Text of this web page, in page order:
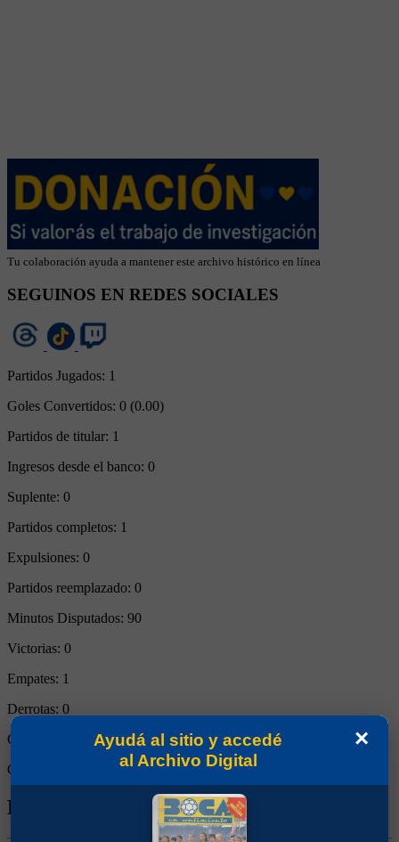
Tu colaboración ayuda a mantener este archivo histórico en línea
SEGUINOS EN REDES SOCIALES
Partidos Jugados: 1
Goles Convertidos: 0 (0.00)
Partidos de titular: 1
Ingresos desde el banco: 0
Suplente: 0
Partidos completos: 1
Expulsiones: 0
Partidos reemplazado: 0
Minutos Disputados: 90
Victorias: 0
Empates: 1
Derrotas: 0
Goles de Boca:2
Goles rivales:
Biografía de Juan Daniel Forlín
×
Ayudá al sitio y accedé
al Archivo Digital